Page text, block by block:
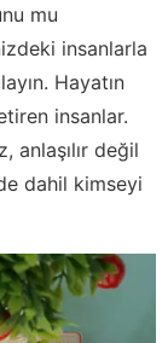
mu
insanlarla
Hayatın
insanlar.
anlaşılır değil
dahil kimseyi